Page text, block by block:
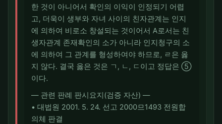
한 것이 아니어서 확인의 이익이 인정되기 어렵
고, 더욱이 생부와 자녀 사이의 친자관계는 인지
에 의하여 비로소 창설되는 것이어서 A로서는 친
생자관계 존재확인의 소가 아니라 인지청구의 소
에 의하여 그 관계를 형성하여야 하므로, ㄹ은 옳
지 않다. 결국 옳은 것은 ㄱ, ㄴ, ㄷ이고 정답은 ⑤
이다.
― 관련 판례 판시요지(검증 자산) ―
• 대법원 2001. 5. 24. 선고 2000므1493 전원합
의체 판결